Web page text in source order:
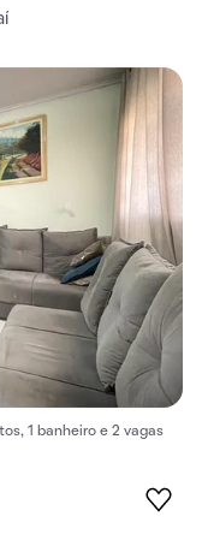
1 banheiro e 2 vagas